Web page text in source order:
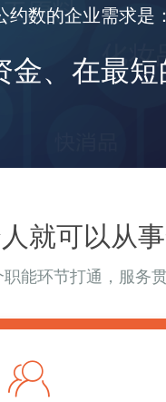
能环节打通，服务
就可以从
ꁘ
约数的企业需求是 ：
、在最